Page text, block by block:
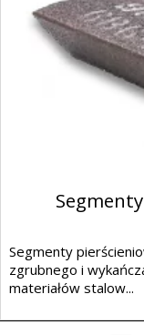
Segmenty
zgrubnego i
materiałów stalow...